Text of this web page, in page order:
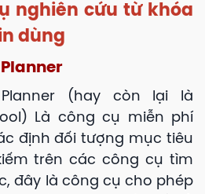
nghiên cứu từ khóa
dùng
Planner (hay còn lại là
Là công cụ miễn phí
định đối tượng mục tiêu
trên các công cụ tìm
đây là công cụ cho phép